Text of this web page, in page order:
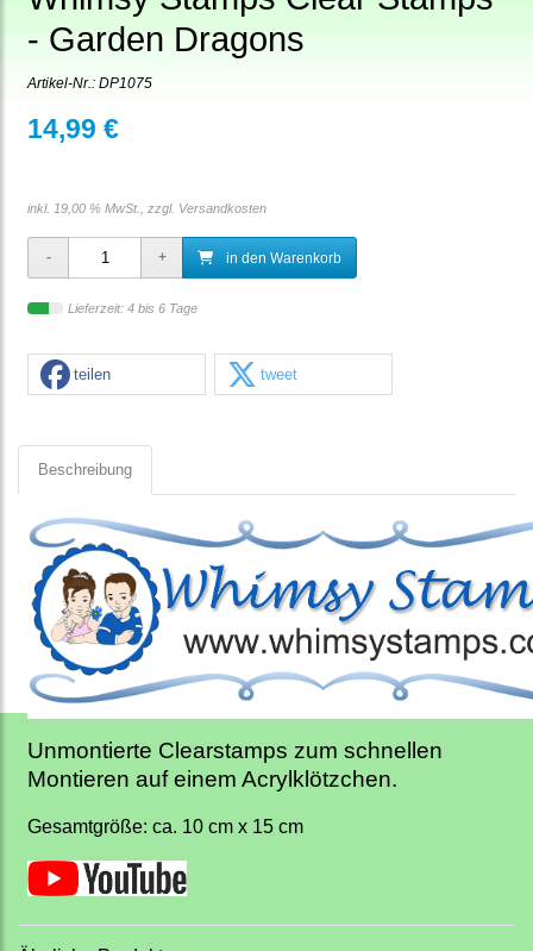
- Garden Dragons
Artikel-Nr.: DP1075
14,99 €
inkl. 19,00 % MwSt., zzgl. Versandkosten
in den Warenkorb
Lieferzeit: 4 bis 6 Tage
teilen tweet
Beschreibung
Unmontierte Clearstamps zum schnellen
Montieren auf einem Acrylklötzchen.
Gesamtgröße: ca. 10 cm x 15 cm